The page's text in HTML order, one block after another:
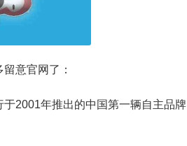
意官网了：
2001年推出的中国第一辆自主品牌